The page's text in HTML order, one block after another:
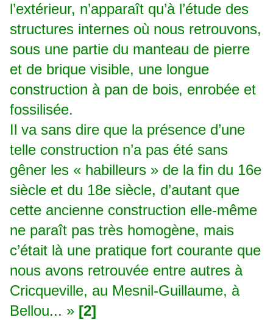
l’extérieur, n’apparaît qu’à l’étude des
structures internes où nous retrouvons,
sous une partie du manteau de pierre
et de brique visible, une longue
construction à pan de bois, enrobée et
fossilisée.
Il va sans dire que la présence d’une
telle construction n’a pas été sans
gêner les « habilleurs » de la fin du 16e
siècle et du 18e siècle, d’autant que
cette ancienne construction elle-même
ne paraît pas très homogène, mais
c’était là une pratique fort courante que
nous avons retrouvée entre autres à
Cricqueville, au Mesnil-Guillaume, à
Bellou... » [2]